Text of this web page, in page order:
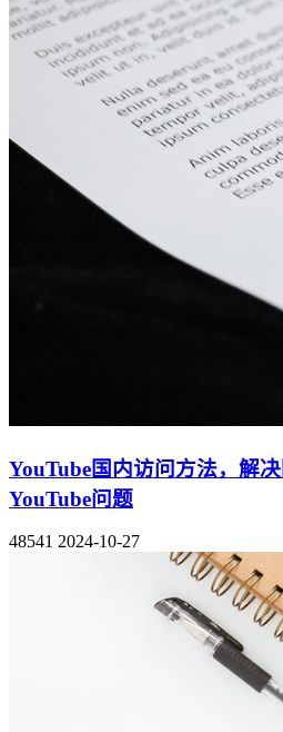
YouTube国内访问方法，解
YouTube问题
48541 2024-10-27